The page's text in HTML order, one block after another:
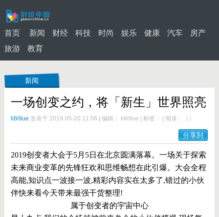
首页 新闻 财经 科技 时尚 娱乐 健康 汽车
房产
旅游
教育
新闻
一场创变之约，将「新生」世界照亮
li8i9ue 发表于 2019-05-20 11:06 编辑： li8i9ue 标签： 阅读： （ ）
分享到
2019创变者大会于5月5日在北京圆满落幕。一场关于探索
未来商业变革的先锋狂欢和思维畅想在此引爆。大会全程
高能,知识点一波接一波,精彩内容实在太多了,错过的小伙
伴快来看今天带来最强干货整理!
属于创变者的宇宙中心